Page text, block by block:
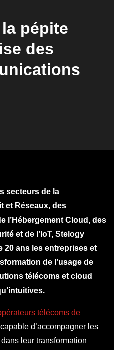
pépite
des
secteurs de la
et Réseaux, des
l’Hébergement Cloud, des
et de l’IoT, Stelogy
20 ans les entreprises et
de l’usage de
télécoms et cloud
télécoms de
d’accompagner les
leur transformation